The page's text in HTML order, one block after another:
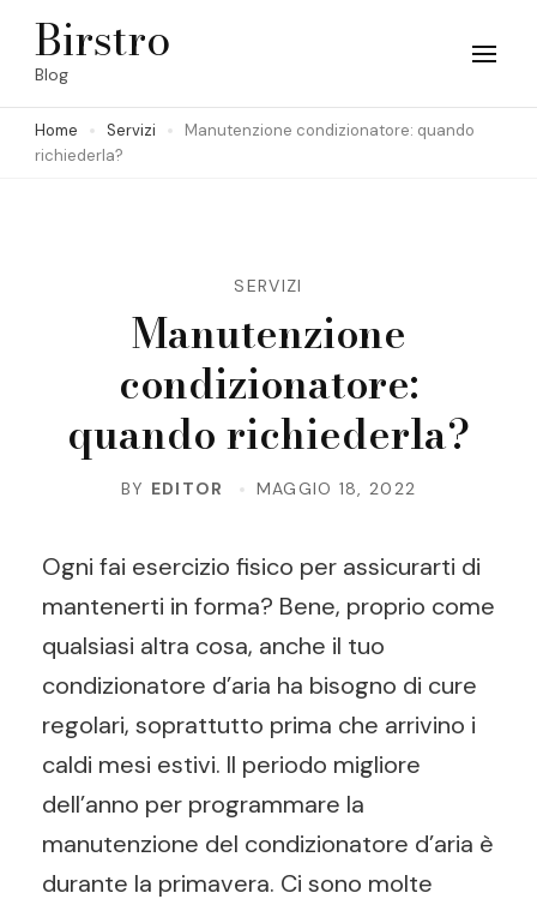
Skip
(Press
Birstro
Blog
Home Servizi
Manutenzione condizionatore: quando
richiederla?
SERVIZI
Manutenzione
condizionatore:
quando richiederla?
BY EDITOR MAGGIO 18, 2022
Ogni fai esercizio fisico per assicurarti di
mantenerti in forma? Bene, proprio come
qualsiasi altra cosa, anche il tuo
condizionatore d’aria ha bisogno di cure
regolari, soprattutto prima che arrivino i
caldi mesi estivi. Il periodo migliore
dell’anno per programmare la
manutenzione del condizionatore d’aria è
durante la primavera. Ci sono molte